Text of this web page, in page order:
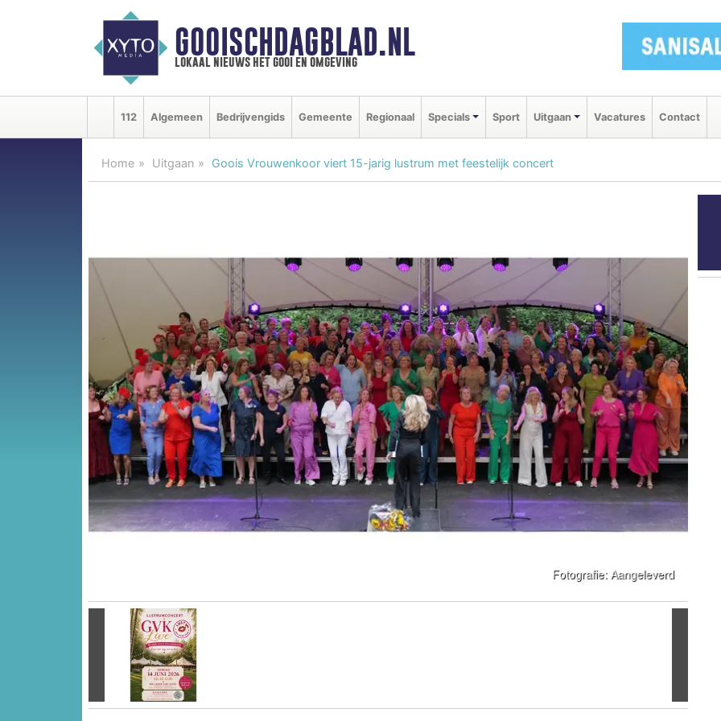
GOOISCHDAGBLAD.NL
lokaal nieuws het gooi en omgeving
112 Algemeen Bedrijvengids Gemeente Regionaal Specials Sport Uitgaan Vacatures Contact
Home Uitgaan Goois Vrouwenkoor viert 15-jarig lustrum met feestelijk concert
Vorige